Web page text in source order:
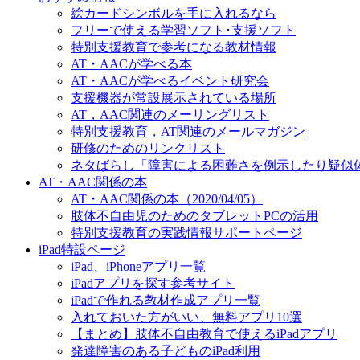
絵カードシンボルを手に入れるなら
フリーで使える学習ソフト･支援ソフト
特別支援教育で参考になる教材情報
AT・AACが学べる本
AT・AACが学べるイベント研究会
支援機器が常設展示されている場所
AT，AAC関連のメーリングリスト
特別支援教育，AT関連のメールマガジン
研修のためのリンクリスト
ネタばらし「障害による困難さを例示したり疑似
AT・AAC関係の本
AT・AAC関係の本（2020/04/05）
肢体不自由児のためのタブレットPCの活用
特別支援教育の実践情報サポートページ
iPad特設ページ
iPad、iPhoneアプリ一覧
iPadアプリを探す参考サイト
iPadで作れる教材作成アプリ一覧
入れておいた方がいい、無料アプリ10選
【まとめ】肢体不自由教育で使えるiPadアプリ
発達障害のある子どものiPad利用